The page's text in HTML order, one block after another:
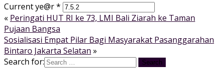
Current ye@r*
« Peringati HUT RI ke 73, LMI Bali Ziarah ke Taman
Pujaan Bangsa
Sosialisasi Empat Pilar Bagi Masyarakat Pasanggarahan
Bintaro Jakarta Selatan »
Search for: